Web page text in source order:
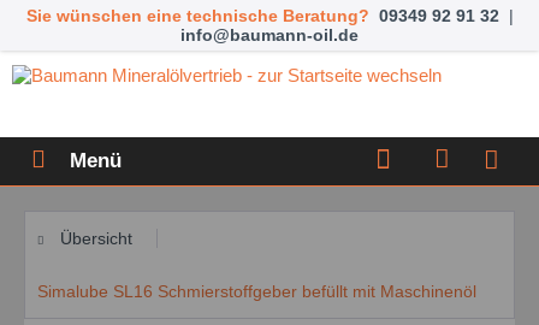
Sie wünschen eine technische Beratung? 09349 92 91 32 |
info@baumann-oil.de
Menü
Übersicht
Simalube SL16 Schmierstoffgeber befüllt mit Maschinenöl